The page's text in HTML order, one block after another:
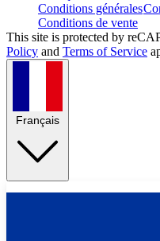
Conditions générales
Conditions de vente
This site is protected by
Policy and Terms of Service
Français